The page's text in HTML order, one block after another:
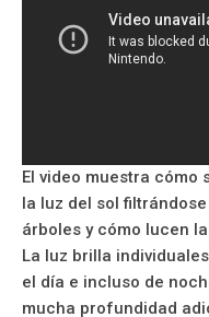
El video muestra cómo
la luz del sol
árboles y cómo lucen
La luz brilla
el día e incluso de
mucha profundidad